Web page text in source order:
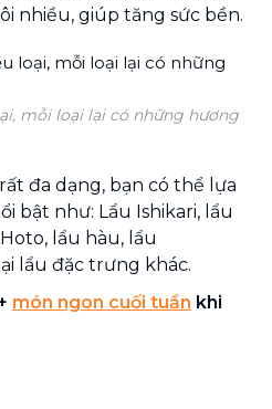
nhiều, giúp tăng sức bền.
mỗi loại lại có những hương
đa dạng, bạn có thể lựa
bật như: Lẩu Ishikari, lẩu
lẩu hàu, lẩu
lẩu đặc trưng khác.
món ngon cuối tuần khi